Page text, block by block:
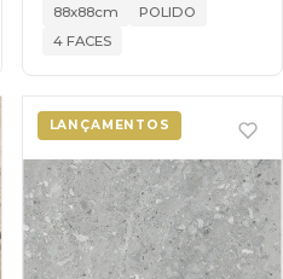
88x88cm
POLIDO
4 FACES
LANÇAMENTOS